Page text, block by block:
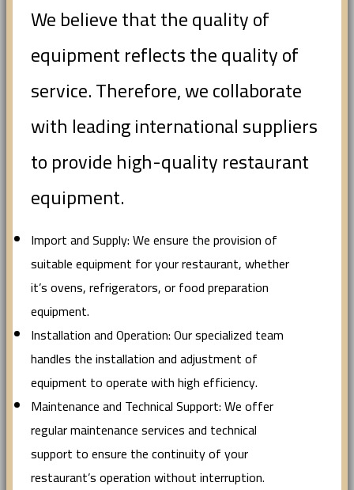
We believe that the quality of
equipment reflects the quality of
service. Therefore, we collaborate
with leading international suppliers
to provide high-quality restaurant
equipment.
Import and Supply: We ensure the provision of
suitable equipment for your restaurant, whether
it’s ovens, refrigerators, or food preparation
equipment.
Installation and Operation: Our specialized team
handles the installation and adjustment of
equipment to operate with high efficiency.
Maintenance and Technical Support: We offer
regular maintenance services and technical
support to ensure the continuity of your
restaurant’s operation without interruption.